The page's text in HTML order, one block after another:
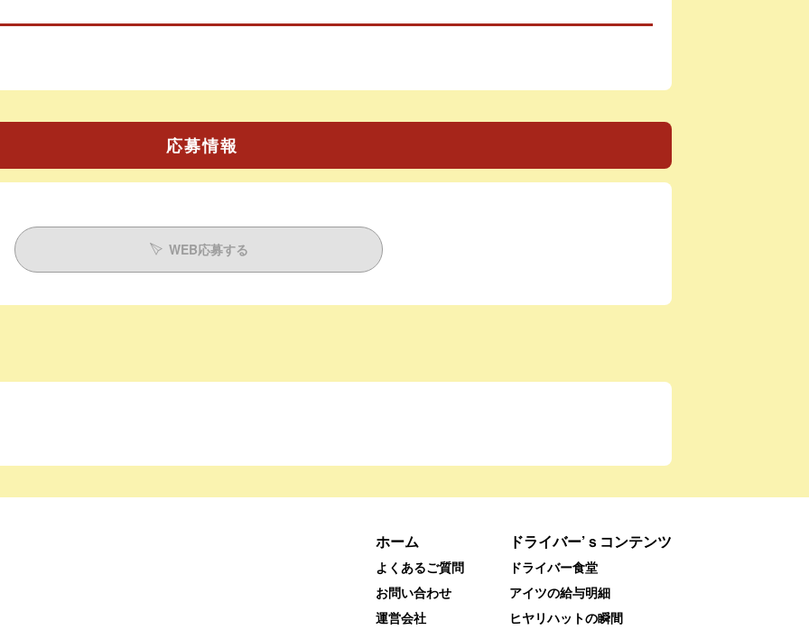
応募情報
WEB応募する
ホーム
よくあるご質問
お問い合わせ
運営会社
ドライバー’ｓコンテンツ
ドライバー食堂
アイツの給与明細
ヒヤリハットの瞬間